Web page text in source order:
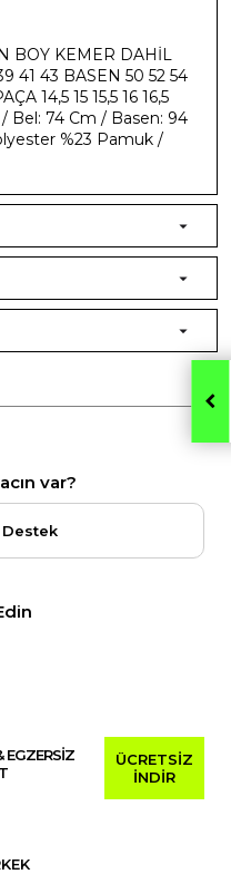
BOY KEMER DAHİL
41 43 BASEN 50 52 54
14,5 15 15,5 16 16,5
Bel: 74 Cm / Basen: 94
%23 Pamuk /
var?
EGZERSİZ
ÜCRETSİZ
İNDİR